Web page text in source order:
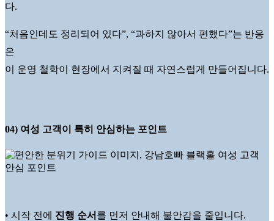
다.
“처음인데도 정리되어 있다”, “과하지 않아서 편했다”는 반응
은
이 운영 철학이 현장에서 지켜질 때 자연스럽게 만들어집니다.
04) 여성 고객이 특히 안심하는 포인트
• 시작 전에 진행 순서 를 먼저 안내해 불안감을 줄입니다.